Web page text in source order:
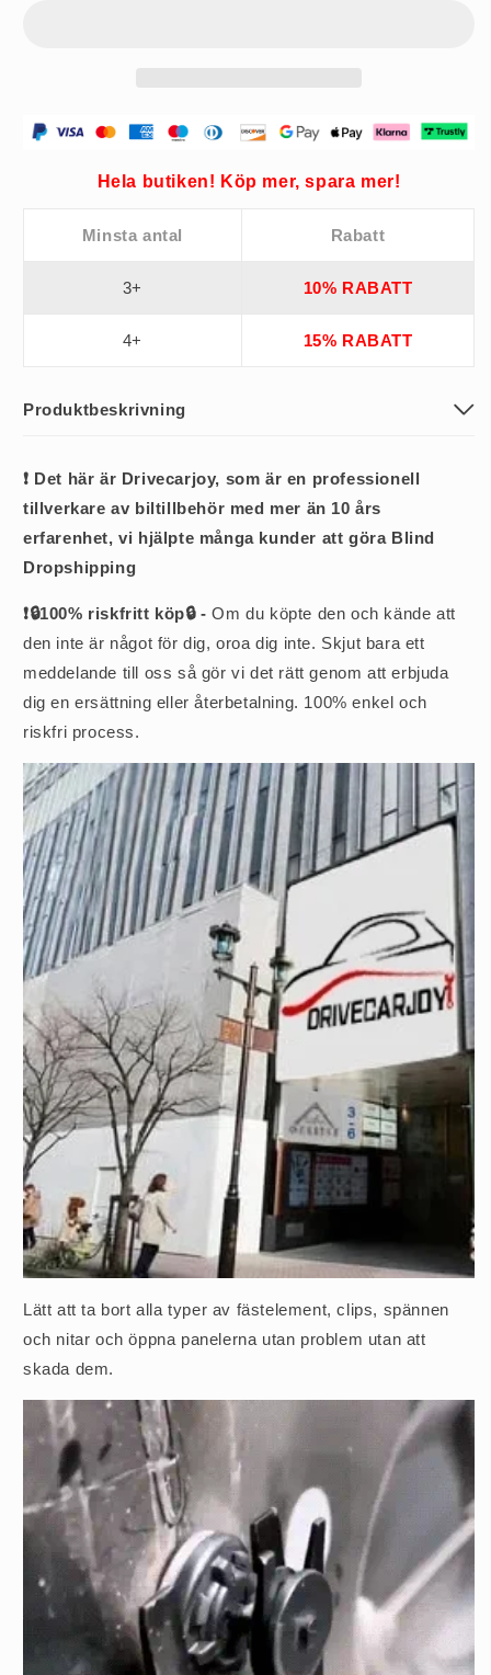
Hela butiken! Köp mer, spara mer!
Minsta antal Rabatt
3+ 10% RABATT
4+ 15% RABATT
Produktbeskrivning
❗ Det här är Drivecarjoy, som är en professionell
tillverkare av biltillbehör med mer än 10 års
erfarenhet, vi hjälpte många kunder att göra Blind
Dropshipping
❗🔒100% riskfritt köp🔒 -Om du köpte den och kände att
den inte är något för dig, oroa dig inte. Skjut bara ett
meddelande till oss så gör vi det rätt genom att erbjuda
dig en ersättning eller återbetalning. 100% enkel och
riskfri process.
Lätt att ta bort alla typer av fästelement, clips, spännen
och nitar och öppna panelerna utan problem utan att
skada dem.